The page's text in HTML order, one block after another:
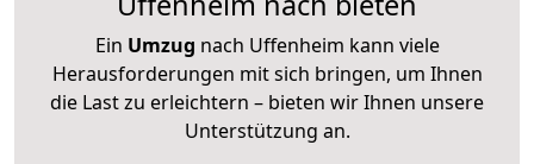
Ein Umzug nach Uffenheim kann viele
Herausforderungen mit sich bringen, um Ihnen
die Last zu erleichtern – bieten wir Ihnen unsere
Unterstützung an.